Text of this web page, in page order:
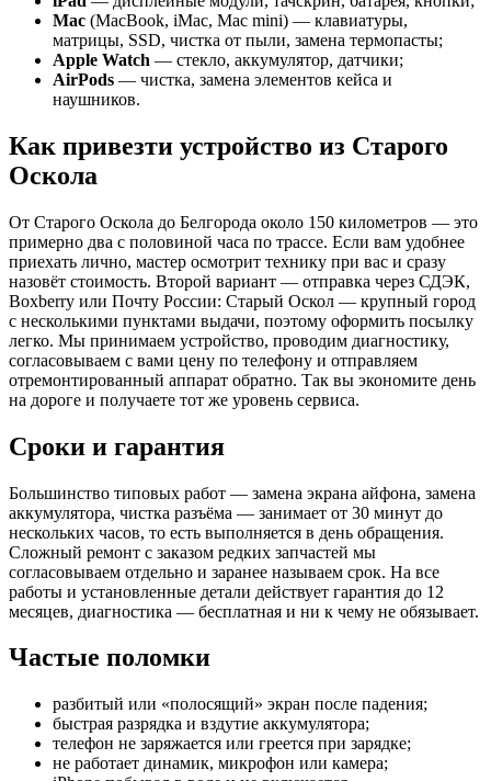
Mac (MacBook, iMac, Mac mini) — клавиатуры,
матрицы, SSD, чистка от пыли, замена термопасты;
Apple Watch — стекло, аккумулятор, датчики;
AirPods — чистка, замена элементов кейса и
наушников.
Как привезти устройство из Старого
Оскола
От Старого Оскола до Белгорода около 150 километров — это
примерно два с половиной часа по трассе. Если вам удобнее
приехать лично, мастер осмотрит технику при вас и сразу
назовёт стоимость. Второй вариант — отправка через СДЭК,
Boxberry или Почту России: Старый Оскол — крупный город
с несколькими пунктами выдачи, поэтому оформить посылку
легко. Мы принимаем устройство, проводим диагностику,
согласовываем с вами цену по телефону и отправляем
отремонтированный аппарат обратно. Так вы экономите день
на дороге и получаете тот же уровень сервиса.
Сроки и гарантия
Большинство типовых работ — замена экрана айфона, замена
аккумулятора, чистка разъёма — занимает от 30 минут до
нескольких часов, то есть выполняется в день обращения.
Сложный ремонт с заказом редких запчастей мы
согласовываем отдельно и заранее называем срок. На все
работы и установленные детали действует гарантия до 12
месяцев, диагностика — бесплатная и ни к чему не обязывает.
Частые поломки
разбитый или «полосящий» экран после падения;
быстрая разрядка и вздутие аккумулятора;
телефон не заряжается или греется при зарядке;
не работает динамик, микрофон или камера;